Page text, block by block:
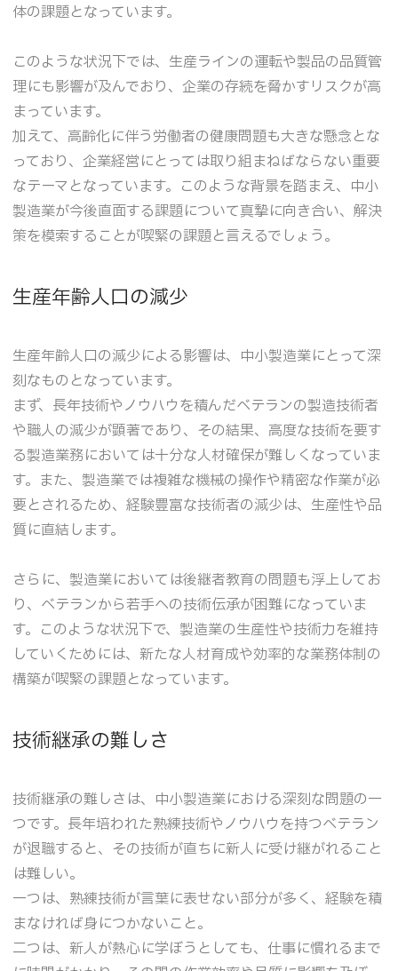
体の課題となっています。
このような状況下では、生産ラインの運転や製品の品質管
理にも影響が及んでおり、企業の存続を脅かすリスクが高
まっています。
加えて、高齢化に伴う労働者の健康問題も大きな懸念とな
っており、企業経営にとっては取り組まねばならない重要
なテーマとなっています。このような背景を踏まえ、中小
製造業が今後直面する課題について真摯に向き合い、解決
策を模索することが喫緊の課題と言えるでしょう。
生産年齢人口の減少
生産年齢人口の減少による影響は、中小製造業にとって深
刻なものとなっています。
まず、長年技術やノウハウを積んだベテランの製造技術者
や職人の減少が顕著であり、その結果、高度な技術を要す
る製造業務においては十分な人材確保が難しくなっていま
す。また、製造業では複雑な機械の操作や精密な作業が必
要とされるため、経験豊富な技術者の減少は、生産性や品
質に直結します。
さらに、製造業においては後継者教育の問題も浮上してお
り、ベテランから若手への技術伝承が困難になっていま
す。このような状況下で、製造業の生産性や技術力を維持
していくためには、新たな人材育成や効率的な業務体制の
構築が喫緊の課題となっています。
技術継承の難しさ
技術継承の難しさは、中小製造業における深刻な問題の一
つです。長年培われた熟練技術やノウハウを持つベテラン
が退職すると、その技術が直ちに新人に受け継がれること
は難しい。
一つは、熟練技術が言葉に表せない部分が多く、経験を積
まなければ身につかないこと。
二つは、新人が熱心に学ぼうとしても、仕事に慣れるまで